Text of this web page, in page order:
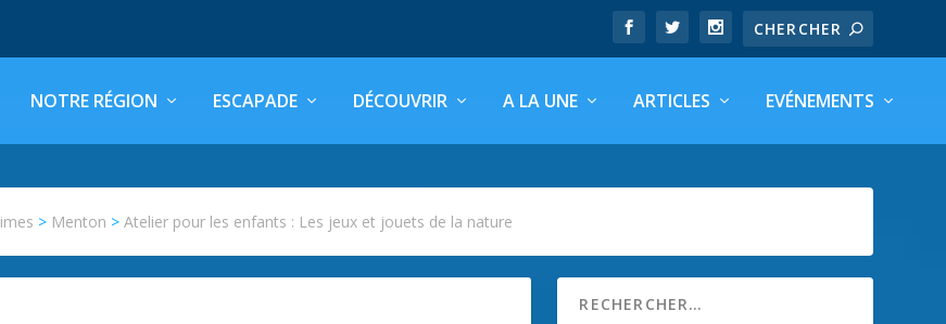
NOTRE RÉGION ESCAPADE DÉCOUVRIR A LA UNE ARTICLES EVÉNEMENTS
> Menton >Atelier pour les enfants : Les jeux et jouets de la nature